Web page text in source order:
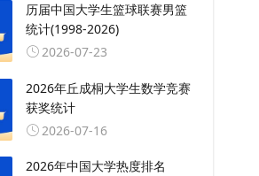
历届中国大学生篮球联赛男篮
统计(1998-2026)
2026-07-23
2026年丘成桐大学生数学竞赛
获奖统计
2026-07-16
2026年中国大学热度排名